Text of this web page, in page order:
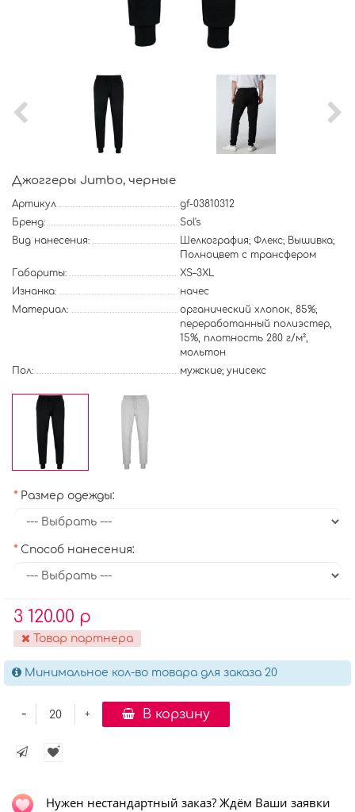
Джоггеры Jumbo, черные
Артикул
gf-03810312
Бренд:
Sol's
Вид нанесения:
Шелкография; Флекс; Вышивка;
Полноцвет с трансфером
Габариты:
XS–3XL
Изнанка:
начес
Материал:
органический хлопок, 85%;
переработанный полиэстер,
15%, плотность 280 г/м²,
мольтон
Пол:
мужские; унисекс
Размер одежды:
Способ нанесения:
3 120.00 р
Товар партнера
Минимальное кол-во товара для заказа 20
+
- В корзину
Нужен нестандартный заказ? Ждём Ваши заявки